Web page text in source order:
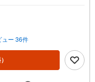
「室内・現地を見学す
、スムーズにご案内可能
が必要な場合がございま
HOUSE CLUB◆弊社で売
CLUBにご加入いただ
ォーム、保険やローンの見
ュー 36件